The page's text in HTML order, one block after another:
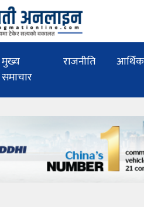
मुख्य
समाचार
राजनीति आर्थिक